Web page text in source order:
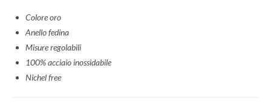
Colore oro
Anello fedina
Misure regolabili
100% acciaio inossidabile
Nichel free